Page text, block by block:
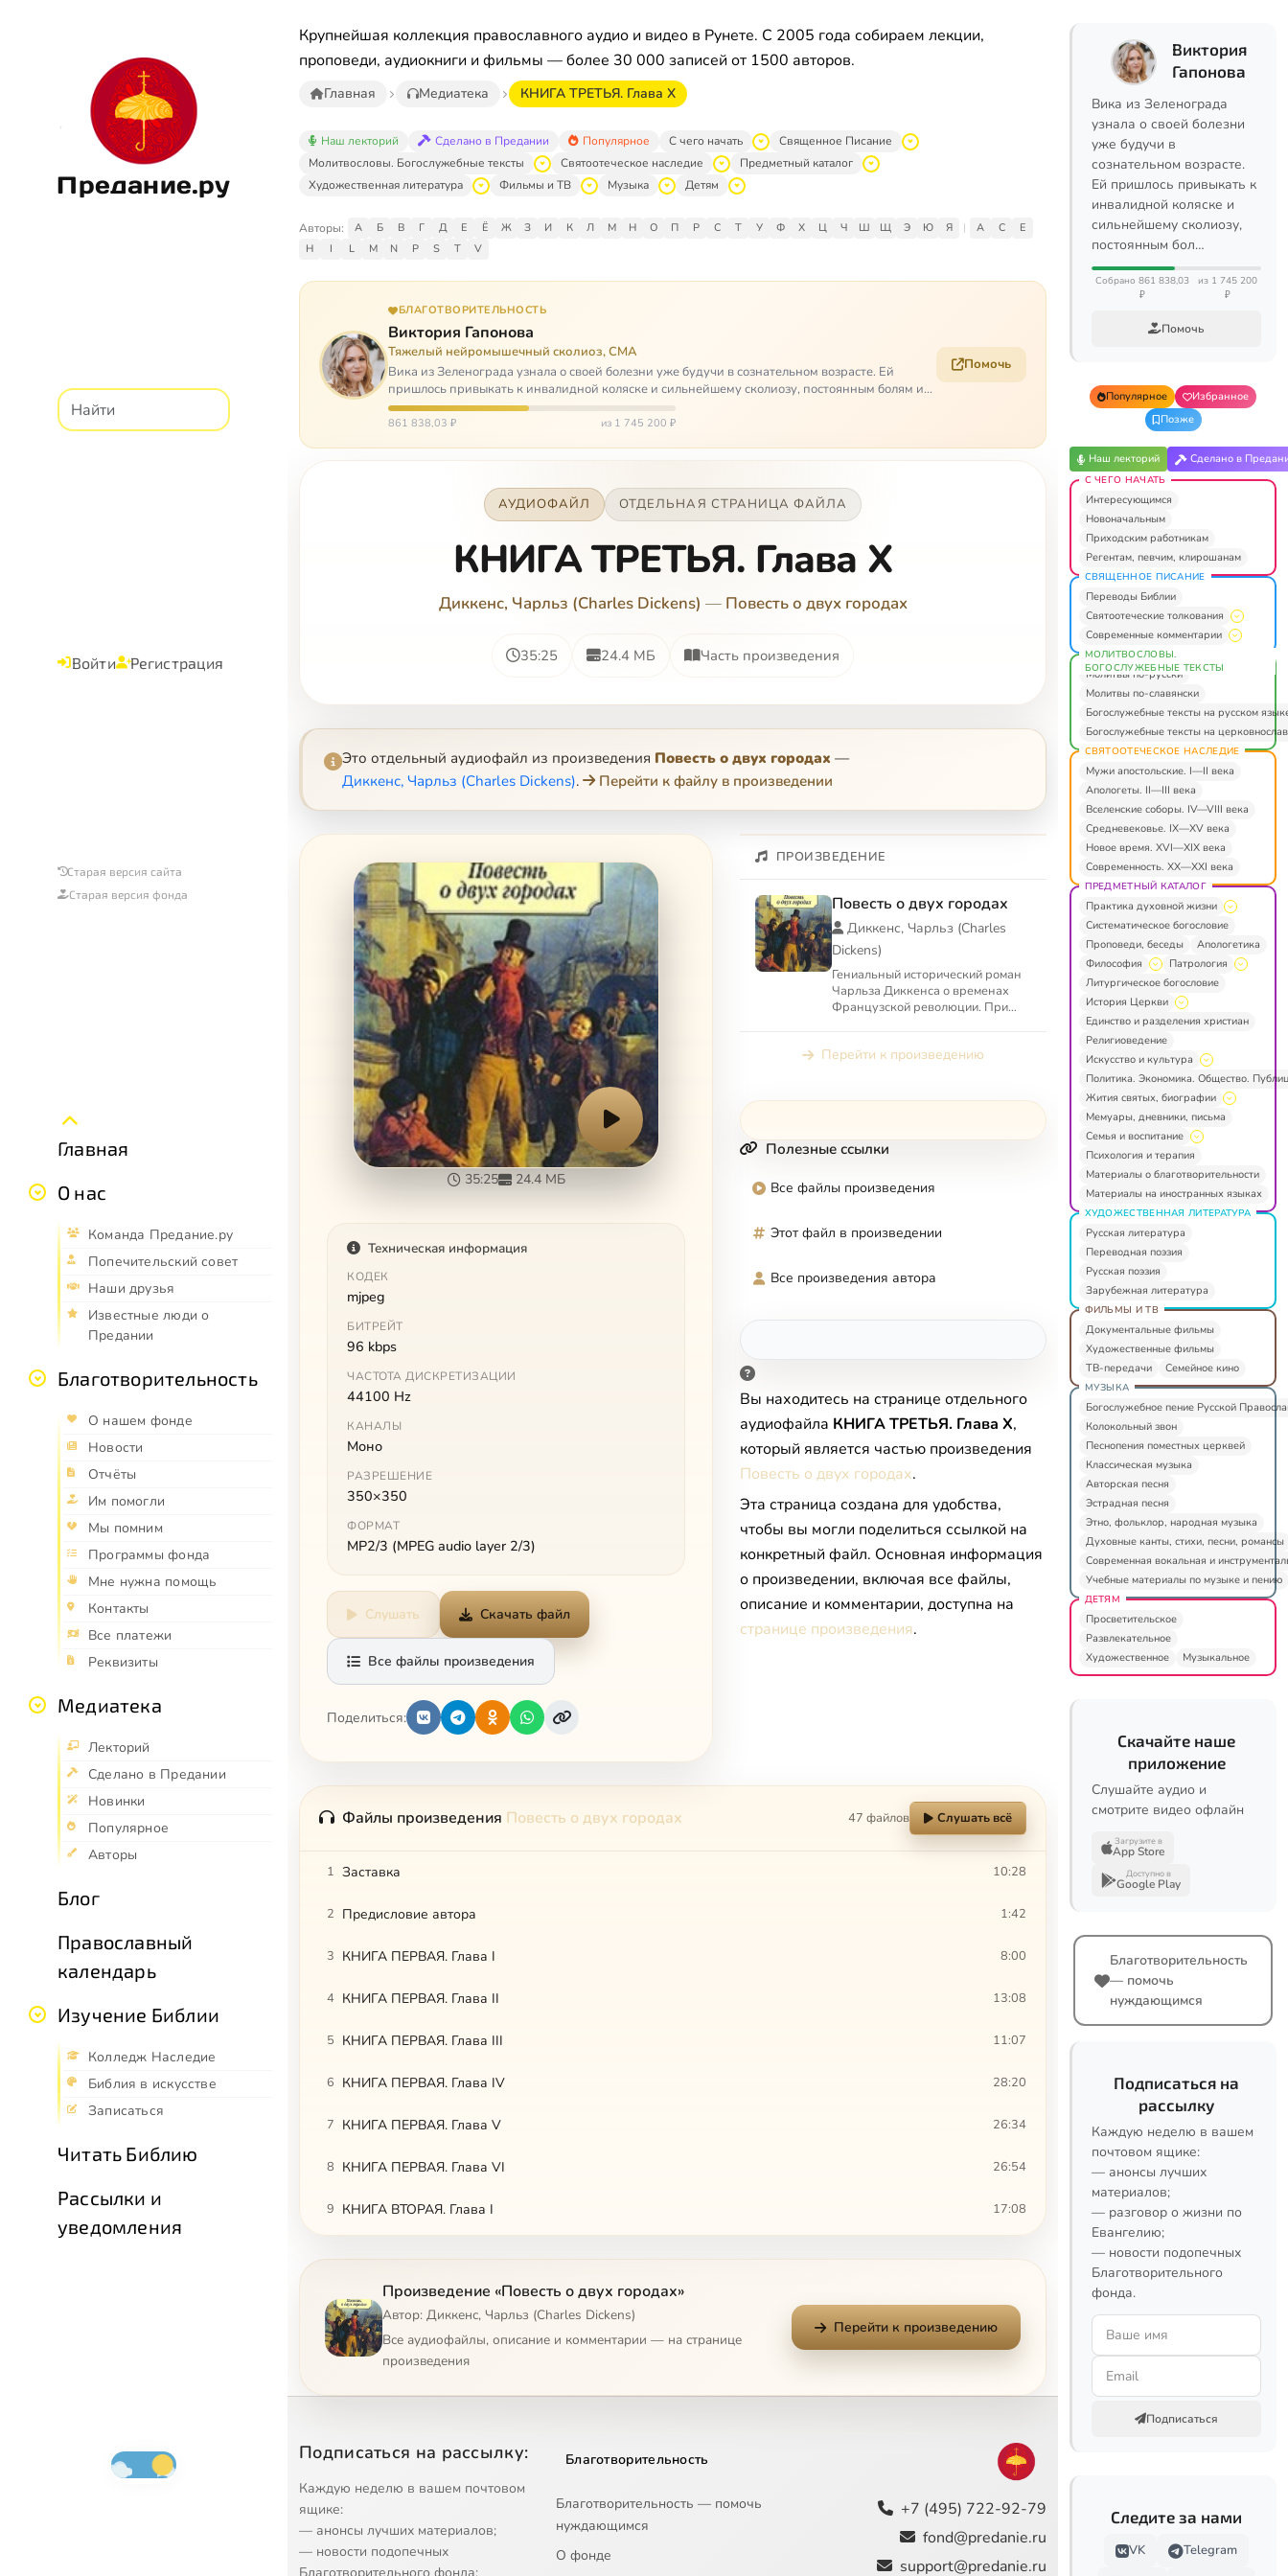
Предание.ру
Войти Регистрация
Старая версия сайта
Старая версия фонда
Главная
О нас
Команда Предание.ру
Попечительский совет
Наши друзья
Известные люди о
Предании
Благотворительность
О нашем фонде
Новости
Отчёты
Им помогли
Мы помним
Программы фонда
Мне нужна помощь
Контакты
Все платежи
Реквизиты
Медиатека
Лекторий
Сделано в Предании
Новинки
Популярное
Авторы
Блог
Православный
календарь
Изучение Библии
Колледж Наследие
Библия в искусстве
Записаться
Читать Библию
Рассылки и
уведомления
Крупнейшая коллекция православного аудио и видео в Рунете. С 2005 года собираем лекции,
проповеди, аудиокниги и фильмы — более 30 000 записей от 1500 авторов.
Главная Медиатека КНИГА ТРЕТЬЯ. Глава X
Наш лекторий Сделано в Предании Популярное С чего начать
Священное Писание
Молитвословы. Богослужебные тексты
Святоотеческое наследие
Предметный каталог
Художественная литература
Фильмы и ТВ Музыка Детям
Авторы: А Б В Г Д Е Ё Ж З И К Л М Н О П Р С Т У Ф Х Ц Ч Ш Щ Э Ю Я | A C
E
H
I L M N P S T V
БЛАГОТВОРИТЕЛЬНОСТЬ
Виктория Гапонова
Тяжелый нейромышечный сколиоз, СМА
Вика из Зеленограда узнала о своей болезни уже будучи в сознательном возрасте. Ей
пришлось привыкать к инвалидной коляске и сильнейшему сколиозу, постоянным болям и
растущей беспом…
861 838,03 ₽ из 1 745 200 ₽
Помочь
АУДИОФАЙЛ ОТДЕЛЬНАЯ СТРАНИЦА ФАЙЛА
КНИГА ТРЕТЬЯ. Глава X
Диккенс, Чарльз (Charles Dickens) — Повесть о двух городах
35:25 24.4 МБ Часть произведения
Это отдельный аудиофайл из произведения Повесть о двух городах —
Диккенс, Чарльз (Charles Dickens). Перейти к файлу в произведении
35:25 24.4 МБ
Техническая информация
КОДЕК
mjpeg
БИТРЕЙТ
96 kbps
ЧАСТОТА ДИСКРЕТИЗАЦИИ
44100 Hz
КАНАЛЫ
Моно
РАЗРЕШЕНИЕ
350×350
ФОРМАТ
MP2/3 (MPEG audio layer 2/3)
Слушать Скачать файл
Все файлы произведения
Поделиться:
ПРОИЗВЕДЕНИЕ
Повесть о двух городах
Диккенс, Чарльз (Charles
Dickens)
Гениальный исторический роман
Чарльза Диккенса о временах
Французской революции. При
анг...
Перейти к произведению
Полезные ссылки
Все файлы произведения
Этот файл в произведении
Все произведения автора
Вы находитесь на странице отдельного
аудиофайла КНИГА ТРЕТЬЯ. Глава X,
который является частью произведения
Повесть о двух городах.
Эта страница создана для удобства,
чтобы вы могли поделиться ссылкой на
конкретный файл. Основная информация
о произведении, включая все файлы,
описание и комментарии, доступна на
странице произведения.
Файлы произведения Повесть о двух городах 47 файлов Слушать всё
1 Заставка 10:28
2 Предисловие автора 1:42
3 КНИГА ПЕРВАЯ. Глава I 8:00
4 КНИГА ПЕРВАЯ. Глава II 13:08
5 КНИГА ПЕРВАЯ. Глава III 11:07
6 КНИГА ПЕРВАЯ. Глава IV 28:20
7 КНИГА ПЕРВАЯ. Глава V 26:34
8 КНИГА ПЕРВАЯ. Глава VI 26:54
9 КНИГА ВТОРАЯ. Глава I 17:08
КНИГА ВТОРАЯ. Глава III
12 КНИГА ВТОРАЯ. Глава IV 16:13
15 КНИГА ВТОРАЯ. Глава VII 23:16
16 КНИГА ВТОРАЯ. Глава VIII 12:41
17 КНИГА ВТОРАЯ. Глава IX 27:58
Произведение «Повесть о двух городах»
Автор: Диккенс, Чарльз (Charles Dickens)
Все аудиофайлы, описание и комментарии — на странице
произведения
Перейти к произведению
Подписаться на рассылку:
Каждую неделю в вашем почтовом
ящике:
— анонсы лучших материалов;
— новости подопечных
Благотворительность
Благотворительность — помочь
нуждающимся
О фонде
+7 (495) 722-92-79
fond@predanie.ru
support@predanie.ru
Виктория
Гапонова
Вика из Зеленограда
узнала о своей болезни
уже будучи в
сознательном возрасте.
Ей пришлось привыкать к
инвалидной коляске и
сильнейшему сколиозу,
постоянным бол…
Собрано 861 838,03
₽
из 1 745 200
₽
Помочь
Популярное
Избранное
Позже
Наш лекторий Сделано в
С ЧЕГО НАЧАТЬ
Интересующимся
Новоначальным
Приходским работникам
Регентам, певчим, клирошанам
СВЯЩЕННОЕ ПИСАНИЕ
Переводы Библии
Святоотеческие толкования
Современные комментарии
МОЛИТВОСЛОВЫ.
БОГОСЛУЖЕБНЫЕ ТЕКСТЫ
Молитвы по-русски
Молитвы по-славянски
Богослужебные тексты на русском
Богослужебные тексты на
СВЯТООТЕЧЕСКОЕ НАСЛЕДИЕ
Мужи апостольские. I—II века
Апологеты. II—III века
Вселенские соборы. IV—VIII века
Средневековье. IX—XV века
Новое время. XVI—XIX века
Современность. XX—XXI века
ПРЕДМЕТНЫЙ КАТАЛОГ
Практика духовной жизни
Систематическое богословие
Проповеди, беседы
Апологетика
Философия
Патрология
Литургическое богословие
История Церкви
Единство и разделения христиан
Религиоведение
Искусство и культура
Политика. Экономика. Общество.
Жития святых, биографии
Мемуары, дневники, письма
Семья и воспитание
Психология и терапия
Материалы о благотворительности
Материалы на иностранных языках
ХУДОЖЕСТВЕННАЯ ЛИТЕРАТУРА
Русская литература
Переводная поэзия
Русская поэзия
Зарубежная литература
ФИЛЬМЫ И ТВ
Документальные фильмы
Художественные фильмы
ТВ-передачи
Семейное кино
МУЗЫКА
Богослужебное пение Русской
Колокольный звон
Песнопения поместных церквей
Классическая музыка
Авторская песня
Эстрадная песня
Этно, фольклор, народная музыка
Духовные канты, стихи, песни, романсы
Современная вокальная и
Учебные материалы по музыке и пению
ДЕТЯМ
Просветительское
Развлекательное
Художественное
Музыкальное
Скачайте наше
приложение
Слушайте аудио и
смотрите видео офлайн
Загрузите в
App Store
Доступно в
Google Play
Благотворительность
— помочь
нуждающимся
Подписаться на
рассылку
Каждую неделю в вашем
почтовом ящике:
— анонсы лучших
материалов;
— разговор о жизни по
Евангелию;
— новости подопечных
Благотворительного
фонда.
Подписаться
Следите за нами
VK
Telegram